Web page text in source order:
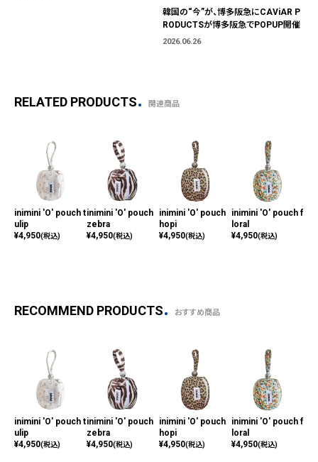
韓国の“今”が、博多阪急にCAViAR P
RODUCTSが博多阪急でPOPUP開催
2026.06.26
RELATED PRODUCTS 関連商品
inimini 'O' pouch t
ulip
¥4,950(税込)
inimini 'O' pouch
zebra
¥4,950(税込)
inimini 'O' pouch
hopi
¥4,950(税込)
inimini 'O' pouch f
loral
¥4,950(税込)
RECOMMEND PRODUCTS おすすめ商品
inimini 'O' pouch t
ulip
¥4,950(税込)
inimini 'O' pouch
zebra
¥4,950(税込)
inimini 'O' pouch
hopi
¥4,950(税込)
inimini 'O' pouch f
loral
¥4,950(税込)